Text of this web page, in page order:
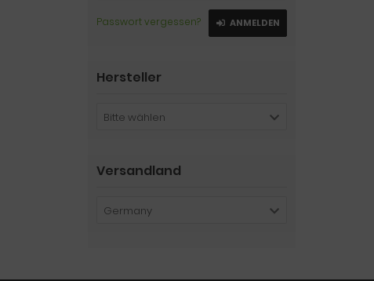
Passwort vergessen? ANMELDEN
Hersteller
Bitte wählen
Versandland
Germany